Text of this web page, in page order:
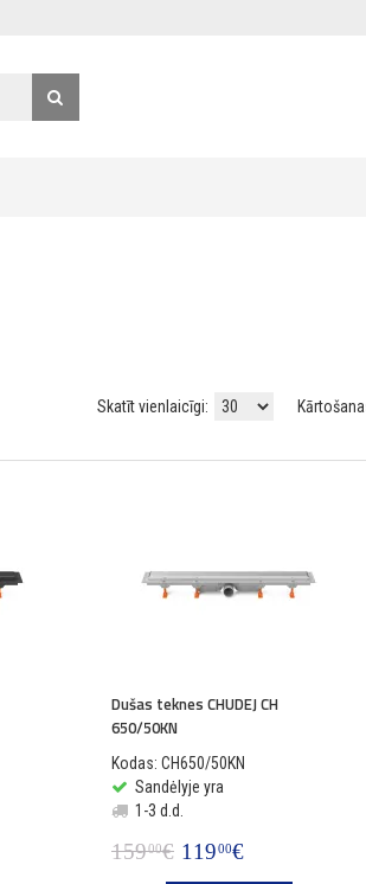
Skatīt vienlaicīgi:
Dušas teknes CHUDEJ CH
650/50KN
Kodas: CH650/50KN
Sandėlyje yra
1-3 d.d.
15900€ 119 00€